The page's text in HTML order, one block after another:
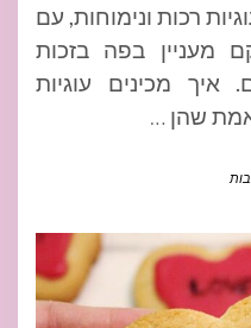
רכות ונימוחות, עם
מעניין בפה בזכות
איך מכינים עוגיות
שהן …